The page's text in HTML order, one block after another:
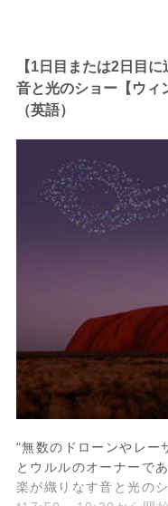
【1日目または2日目
音と光のショー【ウィ
（英語）
"無数のドローンやレー
とウルルのオーナーで
楽が織りなす音と光の